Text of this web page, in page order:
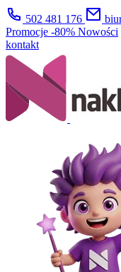
502 481 176
Promocje -80% Nowości
kontakt